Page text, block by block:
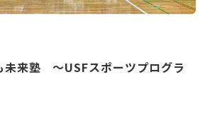
未来塾 ～USFスポーツプログラ